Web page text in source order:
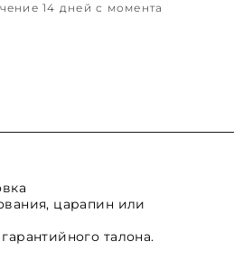
14 дней с момента
царапин или
талона.